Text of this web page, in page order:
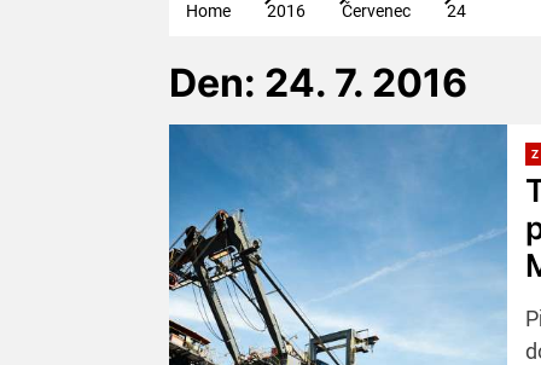
Home 2016 Červenec 24
Den: 24. 7. 2016
Z